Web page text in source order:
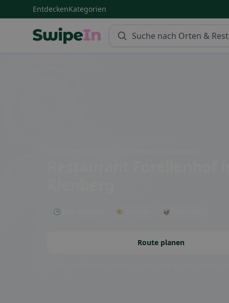
EntdeckenKategorien
🕒 Jetzt geöffnet 🌤 Terrasse 🥡 Takeaway
Route planen